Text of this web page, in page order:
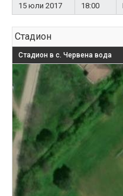
15 юли 2017 18:00
Стадион
Стадион в с. Червена вода